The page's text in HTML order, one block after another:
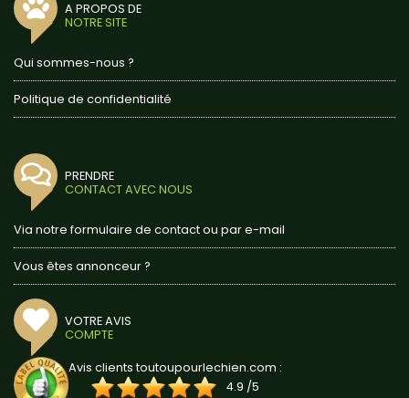
A PROPOS DE
NOTRE SITE
Qui sommes-nous ?
Politique de confidentialité
PRENDRE
CONTACT AVEC NOUS
Via notre formulaire de contact ou par e-mail
Vous êtes annonceur ?
VOTRE AVIS
COMPTE
Avis clients toutoupourlechien.com :
4.9 /5